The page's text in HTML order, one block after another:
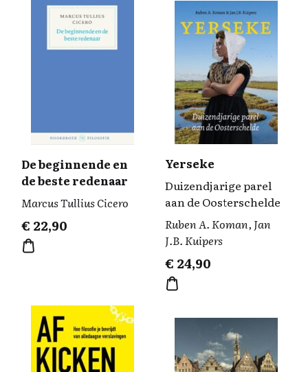
De beginnende en
de beste redenaar
Marcus Tullius Cicero
€ 22,90
Yerseke
Duizendjarige parel
aan de Oosterschelde
Ruben A. Koman, Jan
J.B. Kuipers
€ 24,90